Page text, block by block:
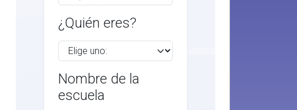
¿Quién eres?
Nombre de la
escuela